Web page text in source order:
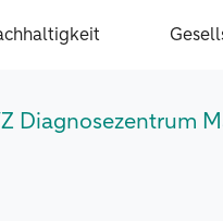
Diagnosezentrum